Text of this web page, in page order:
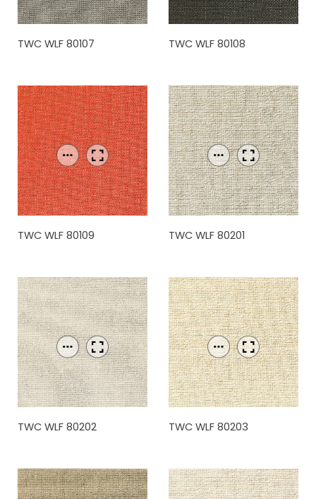
TWC WLF 80107 TWC WLF 80108
TWC WLF 80109 TWC WLF 80201
TWC WLF 80202 TWC WLF 80203